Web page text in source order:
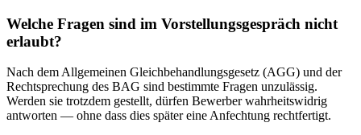
Welche Fragen sind im Vorstellungsgespräch nicht
erlaubt?
Nach dem Allgemeinen Gleichbehandlungsgesetz (AGG) und der
Rechtsprechung des BAG sind bestimmte Fragen unzulässig.
Werden sie trotzdem gestellt, dürfen Bewerber wahrheitswidrig
antworten — ohne dass dies später eine Anfechtung rechtfertigt.